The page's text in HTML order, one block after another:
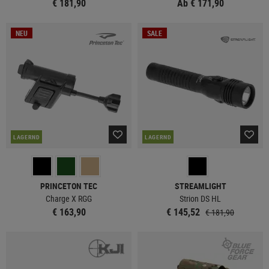
€ 181,90 Ab € 171,90
NEU
LAGERND
PRINCETON TEC
Charge X RGG
€ 163,90
SALE
LAGERND
STREAMLIGHT
Strion DS HL
€ 145,52 € 181,90